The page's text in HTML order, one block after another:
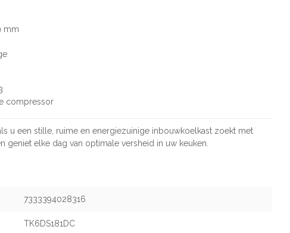
mm
compressor
u een stille, ruime en energiezuinige inbouwkoelkast zoekt met
geniet elke dag van optimale versheid in uw keuken.
7333394028316
TK6DS181DC